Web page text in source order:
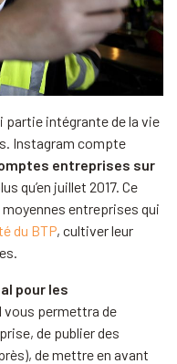
partie intégrante de la vie
Instagram compte
entreprises sur
qu’en juillet 2017. Ce
entreprises qui
du BTP, cultiver leur
pour les
vous permettra de
de publier des
de mettre en avant